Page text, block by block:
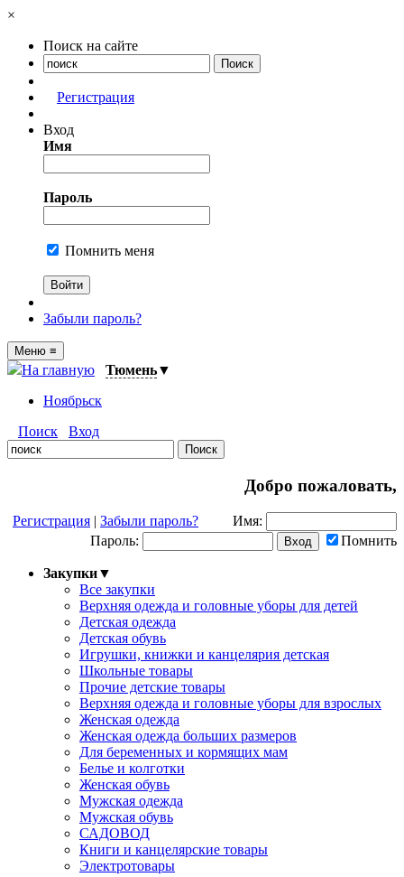
×
Поиск на сайте
Регистрация
Вход
Имя
Пароль
Помнить меня
Забыли пароль?
Меню ≡
На главную Тюмень▼
Ноябрьск
Поиск
Вход
Добро пожаловать,
Регистрация | Забыли пароль?
Имя:
Пароль:
Помнить
Закупки▼
Все закупки
Верхняя одежда и головные уборы для детей
Детская одежда
Детская обувь
Игрушки, книжки и канцелярия детская
Школьные товары
Прочие детские товары
Верхняя одежда и головные уборы для взрослых
Женская одежда
Женская одежда больших размеров
Для беременных и кормящих мам
Белье и колготки
Женская обувь
Мужская одежда
Мужская обувь
САДОВОД
Книги и канцелярские товары
Электротовары